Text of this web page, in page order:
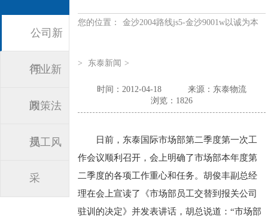
公司新
闻
行业新
闻
政策法
规
员工风
采
您的位置： 金沙2004路线js5-金沙9001w以诚为本
> 东泰新闻 >
时间：2012-04-18
来源：东泰物流
浏览：1826
日前，东泰国际市场部第二季度第一次工
作会议顺利召开，会上明确了市场部本年度第
二季度的各项工作重心和任务。胡俊丰副总经
理在会上宣读了《市场部员工交替到报关公司
驻训的决定》并发表讲话，胡总说道：“市场部